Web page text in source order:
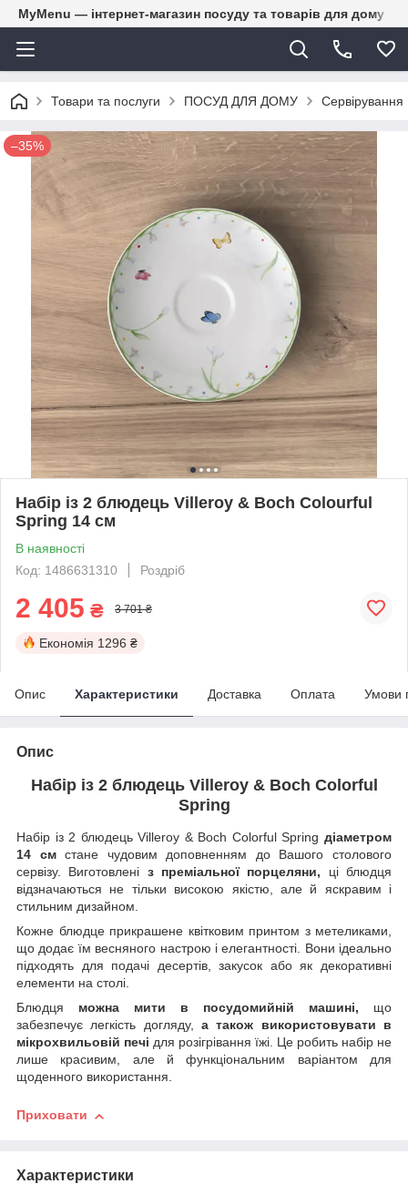
MyMenu — інтернет-магазин посуду та товарів для дому
Товари та послуги ПОСУД ДЛЯ ДОМУ Сервірування
–35%
Набір із 2 блюдець Villeroy & Boch Colourful
Spring 14 см
В наявності
Код: 1486631310
Роздріб
2 405 ₴ 3 701 ₴
Економія 1296 ₴
Опис Характеристики Доставка Оплата Умови
Опис
Набір із 2 блюдець Villeroy & Boch Colorful
Spring
Набір із 2 блюдець Villeroy & Boch Colorful Spring діаметром
14 смстане чудовим доповненням до Вашого столового
сервізу. Виготовлені з преміальної порцеляни, ці блюдця
відзначаються не тільки високою якістю, але й яскравим і
стильним дизайном.
Кожне блюдце прикрашене квітковим принтом з метеликами,
що додає їм весняного настрою і елегантності. Вони ідеально
підходять для подачі десертів, закусок або як декоративні
елементи на столі.
Блюдця можна мити в посудомийній машині, що
забезпечує легкість догляду, а також використовувати в
мікрохвильовій печі для розігрівання їжі. Це робить набір не
лише красивим, але й функціональним варіантом для
щоденного використання.
Приховати
Характеристики